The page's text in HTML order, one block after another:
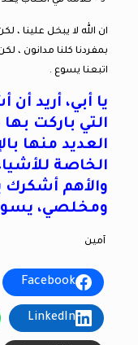
ان الله لا يبخل علينا ،
بمفردنا كلنا مدانون ،
اتبعنا يسوع .
يا أبي، أريد
التي باركت بها
العديد منها
الخاصة
والأهم أشكرك
ومخلصي،
آمين
Facebook
LinkedIn